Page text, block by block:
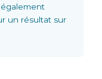
un résultat sur